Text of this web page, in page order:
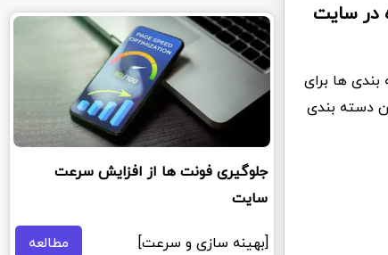
در سایت
ها برای
دسته بندی
جلوگیری فونت ها از افزایش سرعت
سایت
[بهینه سازی و سرعت] مطالعه